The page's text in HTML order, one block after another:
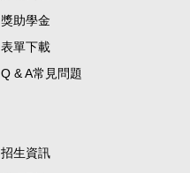
獎助學金
表單下載
Q & A常見問題
招生資訊